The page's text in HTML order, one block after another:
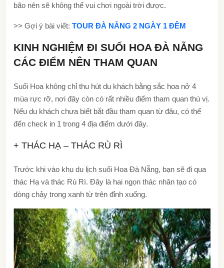
bão nên sẽ không thể vui chơi ngoài trời được.
>> Gợi ý bài viết: TOUR ĐÀ NẴNG 2 NGÀY 1 ĐÊM
KINH NGHIỆM ĐI SUỐI HOA ĐÀ NẴNG
CÁC ĐIỂM NÊN THAM QUAN
Suối Hoa không chỉ thu hút du khách bằng sắc hoa nở 4
mùa rực rỡ, nơi đây còn có rất nhiều điểm tham quan thú vị.
Nếu du khách chưa biết bắt đầu tham quan từ đâu, có thể
đến check in 1 trong 4 địa điểm dưới đây.
+ THÁC HẠ – THÁC RÙ RÌ
Trước khi vào khu du lịch suối Hoa Đà Nẵng, bạn sẽ đi qua
thác Hạ và thác Rù Rì. Đây là hai ngọn thác nhân tạo có
dòng chảy trong xanh từ trên đỉnh xuống.